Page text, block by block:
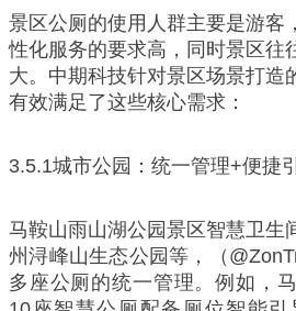
景区公厕的使用人群主要是游客
性化服务的要求高，同时景区往
大。中期科技针对景区场景打造
有效满足了这些核心需求：
3.5.1城市公园：统一管理+便捷
马鞍山雨山湖公园景区智慧卫生
州浔峰山生态公园等，（
多座公厕的统一管理。例如，